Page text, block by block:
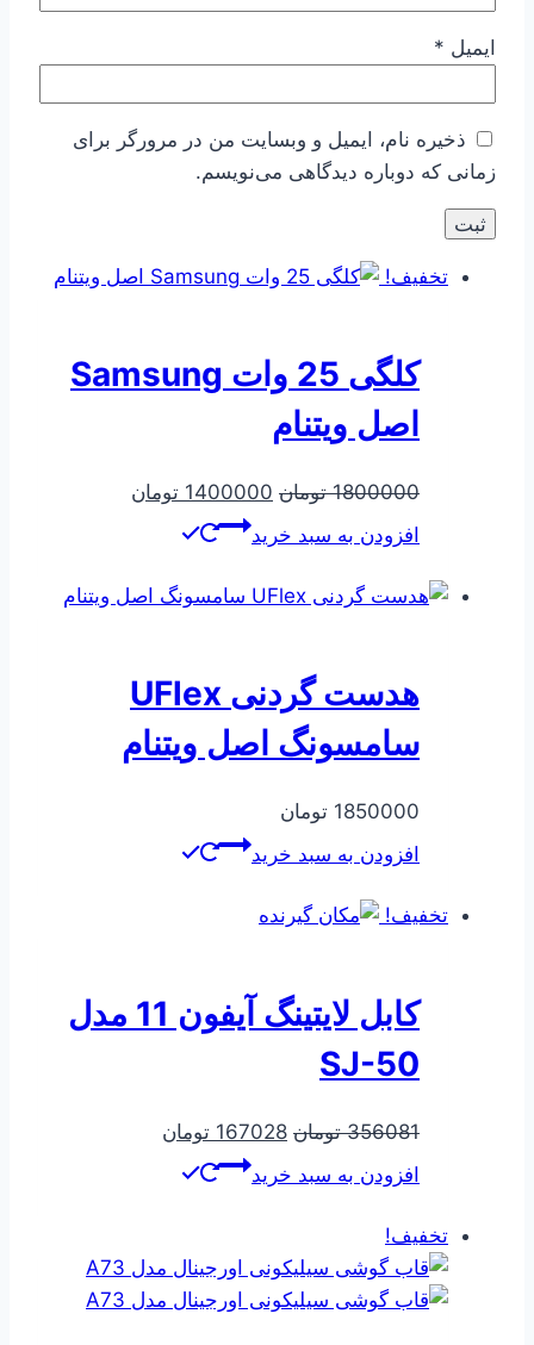
ایمیل *
ذخیره نام، ایمیل و وبسایت من در مرورگر برای
زمانی که دوباره دیدگاهی می‌نویسم.
تخفیف!
کلگی 25 وات Samsung
اصل ویتنام
1800000 تومان قیمت
اصلی
بود.
1400000 تومان
است.
افزودن به سبد خرید
هدست گردنی UFlex
سامسونگ اصل ویتنام
1850000 تومان
افزودن به سبد خرید
تخفیف!
کابل لایتینگ آیفون 11 مدل
SJ-50
356081 تومان قیمت
اصلی
167028 تومان
افزودن به سبد خرید
تخفیف!